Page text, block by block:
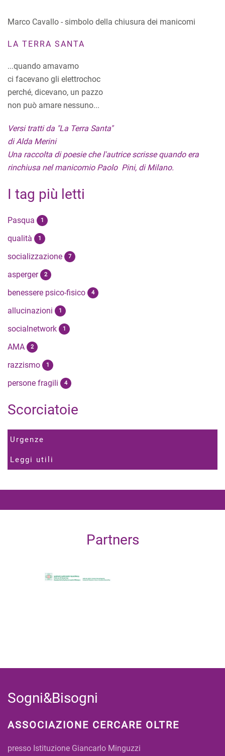
Marco Cavallo - simbolo della chiusura dei manicomi
LA TERRA SANTA
...quando amavamo
ci facevano gli elettrochoc
perché, dicevano, un pazzo
non può amare nessuno...
Versi tratti da "La Terra Santa"
di Alda Merini
Una raccolta di poesie che l'autrice scrisse quando era
rinchiusa nel manicomio Paolo Pini, di Milano.
I tag più letti
Pasqua 1
qualità 1
socializzazione 7
asperger 2
benessere psico-fisico 4
allucinazioni 1
socialnetwork 1
AMA 2
razzismo 1
persone fragili 4
Scorciatoie
Urgenze
Leggi utili
Partners
Sogni&Bisogni
ASSOCIAZIONE CERCARE OLTRE
presso Istituzione Giancarlo Minguzzi